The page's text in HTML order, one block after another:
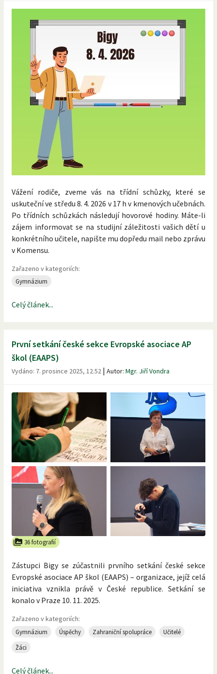
Vážení rodiče, zveme vás na třídní schůzky, které se
uskuteční ve středu 8. 4. 2026 v 17 h v kmenových učebnách.
Po třídních schůzkách následují hovorové hodiny. Máte-li
zájem informovat se na studijní záležitosti vašich dětí u
konkrétního učitele, napište mu dopředu mail nebo zprávu
v Komensu.
Zařazeno v kategoriích:
Gymnázium
Celý článek...
První setkání české sekce Evropské asociace AP
škol (EAAPS)
Vydáno: 7. prosince 2025, 12.52 | Autor: Mgr. Jiří Vondra
36 fotografií
Zástupci Bigy se zúčastnili prvního setkání české sekce
Evropské asociace AP škol (EAAPS) – organizace, jejíž celá
iniciativa vznikla právě v České republice. Setkání se
konalo v Praze 10. 11. 2025.
Zařazeno v kategoriích:
Gymnázium Úspěchy Zahraniční spolupráce
Učitelé
Žáci
Celý článek...